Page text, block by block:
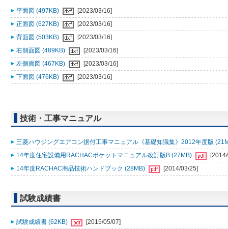
平面図 (497KB)
[2023/03/16]
正面図 (627KB)
[2023/03/16]
背面図 (503KB)
[2023/03/16]
右側面図 (489KB)
[2023/03/16]
左側面図 (467KB)
[2023/03/16]
下面図 (476KB)
[2023/03/16]
技術・工事マニュアル
三菱ハウジングエアコン据付工事マニュアル《基礎知識集》2012年度版
14年度住宅設備用RACHACポケットマニュアル改訂版B (27MB)
14年度RACHAC商品技術ハンドブック (28MB)
[2014/03/25]
試験成績書
試験成績書 (62KB) [2015/05/07]